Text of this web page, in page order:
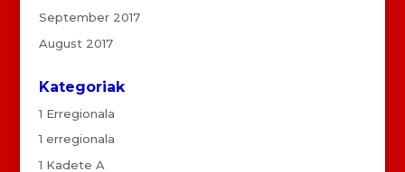
September 2017
August 2017
Kategoriak
1 Erregionala
1 erregionala
1 Kadete A